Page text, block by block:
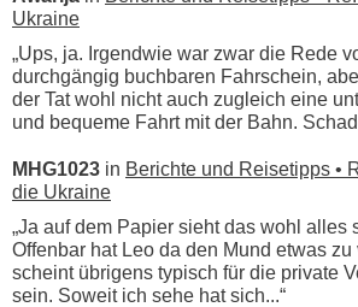
Ukraine
„Ups, ja. Irgendwie war zwar die Rede
durchgängig buchbaren Fahrschein,
der Tat wohl nicht auch zugleich eine
und bequeme Fahrt mit der Bahn.
MHG1023 in Berichte und Reisetipps •
die Ukraine
„Ja auf dem Papier sieht das wohl alles
Offenbar hat Leo da den Mund etwas
scheint übrigens typisch für die private
sein. Soweit ich sehe hat sich...“